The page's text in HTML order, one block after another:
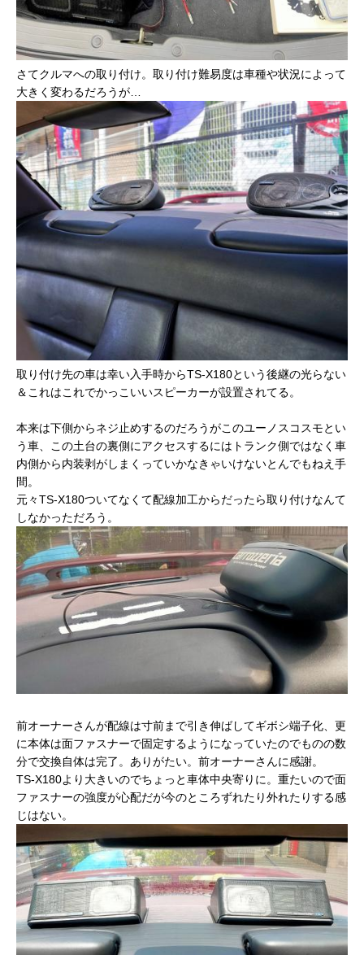
さてクルマへの取り付け。取り付け難易度は車種や状況によって
大きく変わるだろうが…
取り付け先の車は幸い入手時からTS-X180という後継の光らない
＆これはこれでかっこいいスピーカーが設置されてる。
本来は下側からネジ止めするのだろうがこのユーノスコスモとい
う車、この土台の裏側にアクセスするにはトランク側ではなく車
内側から内装剥がしまくっていかなきゃいけないとんでもねえ手
間。
元々TS-X180ついてなくて配線加工からだったら取り付けなんて
しなかっただろう。
前オーナーさんが配線は寸前まで引き伸ばしてギボシ端子化、更
に本体は面ファスナーで固定するようになっていたのでものの数
分で交換自体は完了。ありがたい。前オーナーさんに感謝。
TS-X180より大きいのでちょっと車体中央寄りに。重たいので面
ファスナーの強度が心配だが今のところずれたり外れたりする感
じはない。